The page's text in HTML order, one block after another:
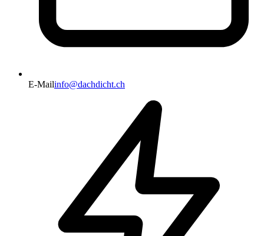
E-Mailinfo@dachdicht.ch